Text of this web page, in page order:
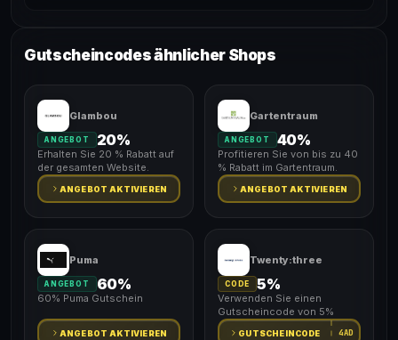
Gutscheincodes ähnlicher Shops
Glambou
ANGEBOT 20%
Erhalten Sie 20 % Rabatt auf
der gesamten Website.
ANGEBOT AKTIVIEREN
Gartentraum
ANGEBOT 40%
Profitieren Sie von bis zu 40
% Rabatt im Gartentraum.
ANGEBOT AKTIVIEREN
Puma
ANGEBOT 60%
60% Puma Gutschein
ANGEBOT AKTIVIEREN
Twenty:three
CODE 5%
Verwenden Sie einen
Gutscheincode von 5%
GUTSCHEINCODE 4AD